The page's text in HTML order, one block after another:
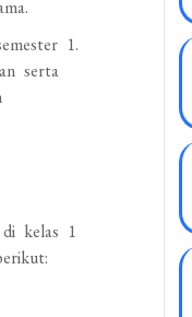
1.
serta
kelas 1